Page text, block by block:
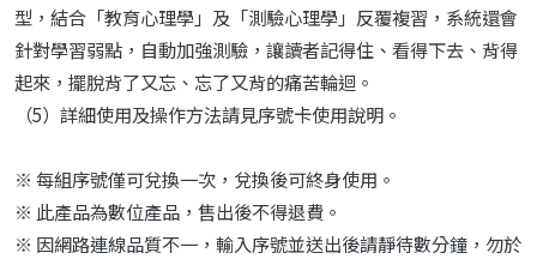
型，結合「教育心理學」及「測驗心理學」反覆複習，系統還會
針對學習弱點，自動加強測驗，讓讀者記得住、看得下去、背得
起來，擺脫背了又忘、忘了又背的痛苦輪迴。
（5）詳細使用及操作方法請見序號卡使用說明。
※ 每組序號僅可兌換一次，兌換後可終身使用。
※ 此產品為數位產品，售出後不得退費。
※ 因網路連線品質不一，輸入序號並送出後請靜待數分鐘，勿於